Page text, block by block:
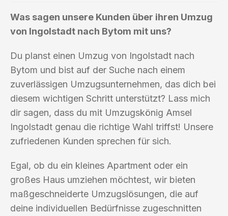
Was sagen unsere Kunden über ihren Umzug
von Ingolstadt nach Bytom mit uns?
Du planst einen Umzug von Ingolstadt nach
Bytom und bist auf der Suche nach einem
zuverlässigen Umzugsunternehmen, das dich bei
diesem wichtigen Schritt unterstützt? Lass mich
dir sagen, dass du mit Umzugskönig Amsel
Ingolstadt genau die richtige Wahl triffst! Unsere
zufriedenen Kunden sprechen für sich.
Egal, ob du ein kleines Apartment oder ein
großes Haus umziehen möchtest, wir bieten
maßgeschneiderte Umzugslösungen, die auf
deine individuellen Bedürfnisse zugeschnitten